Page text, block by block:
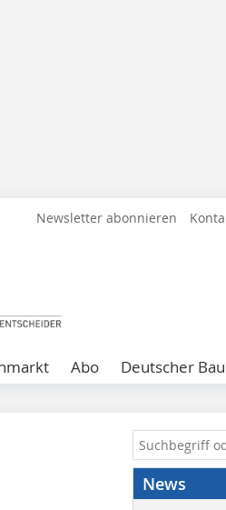
Newsletter abonnieren
Abo Deutscher
News